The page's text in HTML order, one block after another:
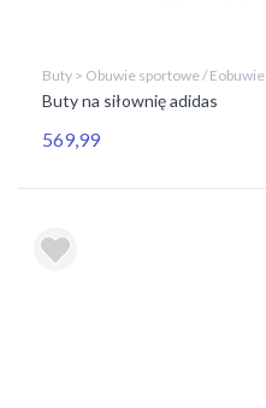
Buty > Obuwie sportowe / Eobuwie
Buty na siłownię adidas
569,99